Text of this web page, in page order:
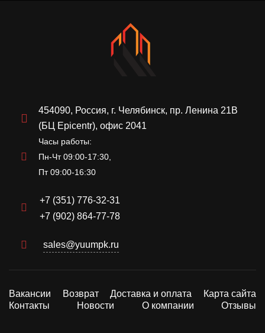
454090, Россия, г. Челябинск, пр. Ленина 21В
(БЦ Epicentr), офис 2041
Часы работы:
Пн-Чт 09:00-17:30,
Пт 09:00-16:30
+7 (351) 776-32-31
+7 (902) 864-77-78
sales@yuumpk.ru
Вакансии Возврат Доставка и оплата
Карта сайта
Контакты
Новости О компании Отзывы